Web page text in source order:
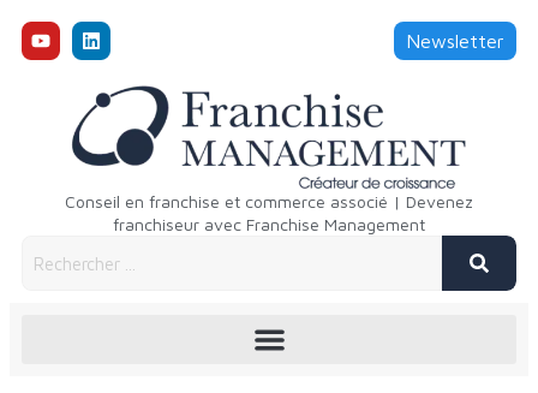
Newsletter
Conseil en franchise et commerce associé | Devenez
franchiseur avec Franchise Management